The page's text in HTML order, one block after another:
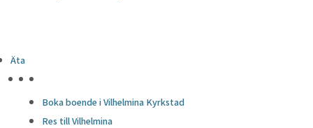
Äta
Boka boende i Vilhelmina Kyrkstad
Res till Vilhelmina